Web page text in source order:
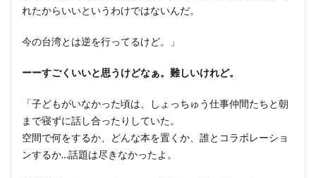
れたからいいというわけではないんだ。
今の台湾とは逆を行ってるけど。」
ーーすごくいいと思うけどなぁ。難しいけれど。
「子どもがいなかった頃は、しょっちゅう仕事仲間たちと朝
まで寝ずに話し合ったりしていた。
空間で何をするか、どんな本を置くか、誰とコラボレーショ
ンするか…話題は尽きなかったよ。